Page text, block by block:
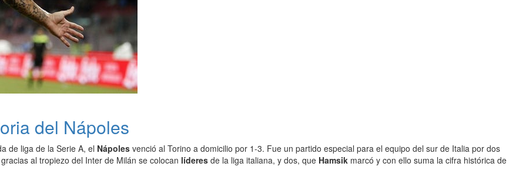
del Nápoles
de liga de la Serie A, el Nápoles venció al Torino a domicilio por 1-3. Fue un partido especial para el equipo del sur de Italia por dos
al tropiezo del Inter de Milán se colocan líderes de la liga italiana, y dos, que Hamsik marcó y con ello suma la cifra histórica de